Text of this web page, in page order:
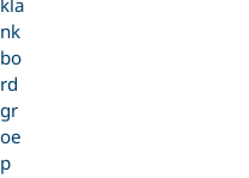
kla
nk
bo
rd
gr
oe
p